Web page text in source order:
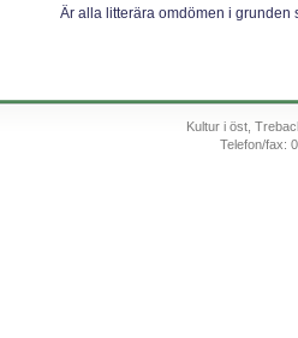
Är alla litterära omdömen i grunden
Kultur i öst,
Telefon/fax: